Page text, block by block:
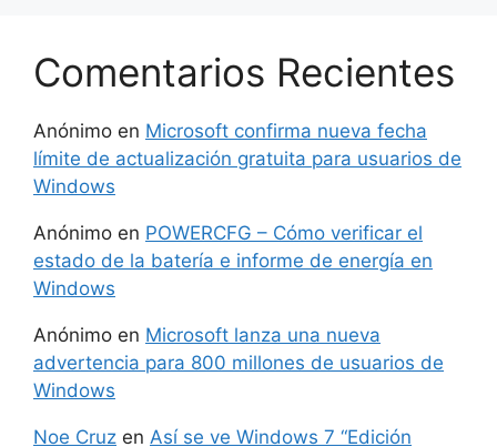
Comentarios Recientes
Anónimo en Microsoft confirma nueva fecha
límite de actualización gratuita para usuarios de
Windows
Anónimo en POWERCFG – Cómo verificar el
estado de la batería e informe de energía en
Windows
Anónimo en Microsoft lanza una nueva
advertencia para 800 millones de usuarios de
Windows
Noe Cruz en Así se ve Windows 7 “Edición